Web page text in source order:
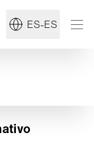
ES-ES